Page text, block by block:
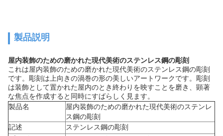
製品説明
屋内装飾のための磨かれた現代美術のステンレス鋼の彫刻
これは屋内装飾のための磨かれた現代美術のステンレス鋼の彫刻
です。彫刻は上向きの渦巻の形の美しいアートワークです。彫刻
は装飾として置かれた屋内のとき終わりを映すことを磨き、顕著
な焦点を作成すると同時にすばらしく見ます。
製品名
屋内装飾のための磨かれた現代美術のステンレ
ス鋼の彫刻
記述
ステンレス鋼の彫刻